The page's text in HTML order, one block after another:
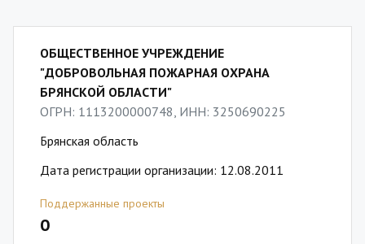
ОБЩЕСТВЕННОЕ УЧРЕЖДЕНИЕ
"ДОБРОВОЛЬНАЯ ПОЖАРНАЯ ОХРАНА
БРЯНСКОЙ ОБЛАСТИ"
ОГРН: 1113200000748, ИНН: 3250690225
Брянская область
Дата регистрации организации: 12.08.2011
Поддержанные проекты
0